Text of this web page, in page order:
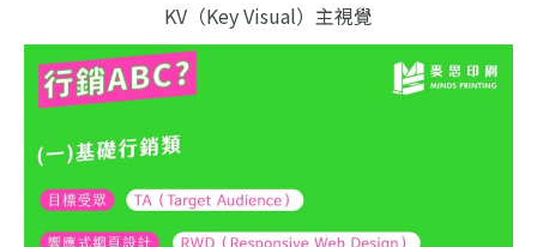
KV（Key Visual）主視覺